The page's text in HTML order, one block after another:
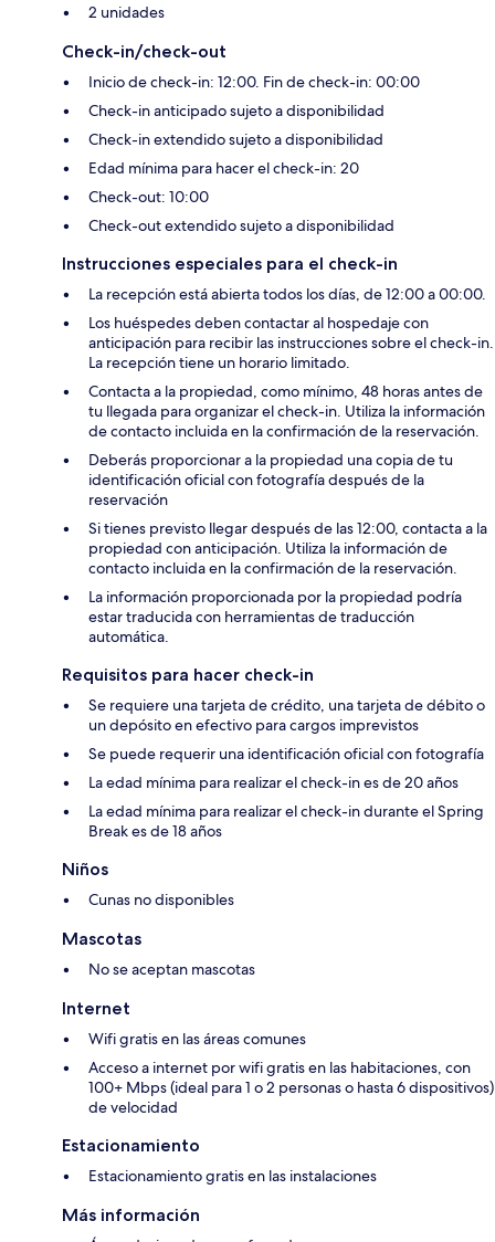
2 unidades
Check-in/check-out
Inicio de check-in: 12:00. Fin de check-in: 00:00
Check-in anticipado sujeto a disponibilidad
Check-in extendido sujeto a disponibilidad
Edad mínima para hacer el check-in: 20
Check-out: 10:00
Check-out extendido sujeto a disponibilidad
Instrucciones especiales para el check-in
La recepción está abierta todos los días, de 12:00 a 00:00.
Los huéspedes deben contactar al hospedaje con
anticipación para recibir las instrucciones sobre el check-in.
La recepción tiene un horario limitado.
Contacta a la propiedad, como mínimo, 48 horas antes de
tu llegada para organizar el check-in. Utiliza la información
de contacto incluida en la confirmación de la reservación.
Deberás proporcionar a la propiedad una copia de tu
identificación oficial con fotografía después de la
reservación
Si tienes previsto llegar después de las 12:00, contacta a la
propiedad con anticipación. Utiliza la información de
contacto incluida en la confirmación de la reservación.
La información proporcionada por la propiedad podría
estar traducida con herramientas de traducción
automática.
Requisitos para hacer check-in
Se requiere una tarjeta de crédito, una tarjeta de débito o
un depósito en efectivo para cargos imprevistos
Se puede requerir una identificación oficial con fotografía
La edad mínima para realizar el check-in es de 20 años
La edad mínima para realizar el check-in durante el Spring
Break es de 18 años
Niños
Cunas no disponibles
Mascotas
No se aceptan mascotas
Internet
Wifi gratis en las áreas comunes
Acceso a internet por wifi gratis en las habitaciones, con
100+ Mbps (ideal para 1 o 2 personas o hasta 6 dispositivos)
de velocidad
Estacionamiento
Estacionamiento gratis en las instalaciones
Más información